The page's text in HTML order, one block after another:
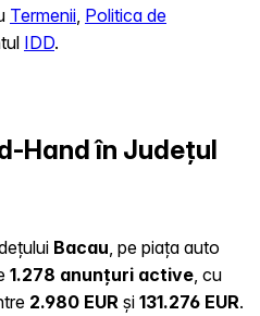
Termenii Politica de
IDD.
Hand în Județul
Bacau , pe piața auto
1.278 anunțuri active , cu
2.980 EUR și 131.276 EUR.